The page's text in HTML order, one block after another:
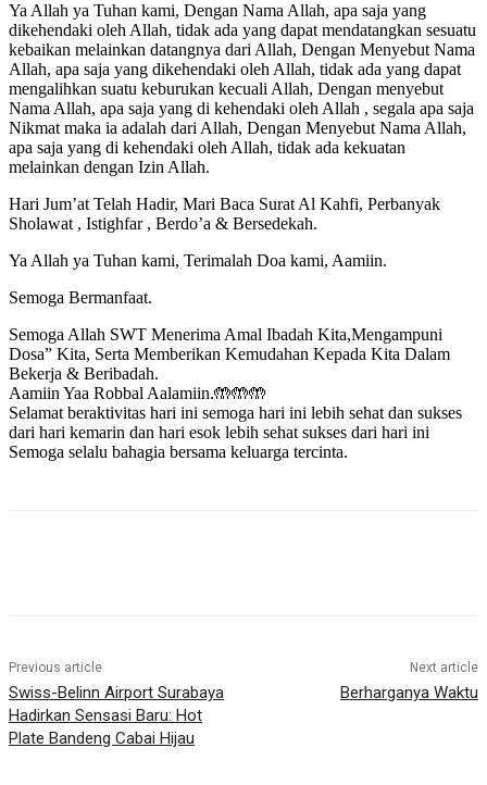
Ya Allah ya Tuhan kami, Dengan Nama Allah, apa saja yang
dikehendaki oleh Allah, tidak ada yang dapat mendatangkan sesuatu
kebaikan melainkan datangnya dari Allah, Dengan Menyebut Nama
Allah, apa saja yang dikehendaki oleh Allah, tidak ada yang dapat
mengalihkan suatu keburukan kecuali Allah, Dengan menyebut
Nama Allah, apa saja yang di kehendaki oleh Allah , segala apa saja
Nikmat maka ia adalah dari Allah, Dengan Menyebut Nama Allah,
apa saja yang di kehendaki oleh Allah, tidak ada kekuatan
melainkan dengan Izin Allah.
Hari Jum’at Telah Hadir, Mari Baca Surat Al Kahfi, Perbanyak
Sholawat , Istighfar , Berdo’a & Bersedekah.
Ya Allah ya Tuhan kami, Terimalah Doa kami, Aamiin.
Semoga Bermanfaat.
Semoga Allah SWT Menerima Amal Ibadah Kita,Mengampuni
Dosa” Kita, Serta Memberikan Kemudahan Kepada Kita Dalam
Bekerja & Beribadah.
Aamiin Yaa Robbal Aalamiin.🤲🤲🤲
Selamat beraktivitas hari ini semoga hari ini lebih sehat dan sukses
dari hari kemarin dan hari esok lebih sehat sukses dari hari ini
Semoga selalu bahagia bersama keluarga tercinta.
Previous article
Swiss-Belinn Airport Surabaya
Hadirkan Sensasi Baru: Hot
Plate Bandeng Cabai Hijau
Next article
Berharganya Waktu